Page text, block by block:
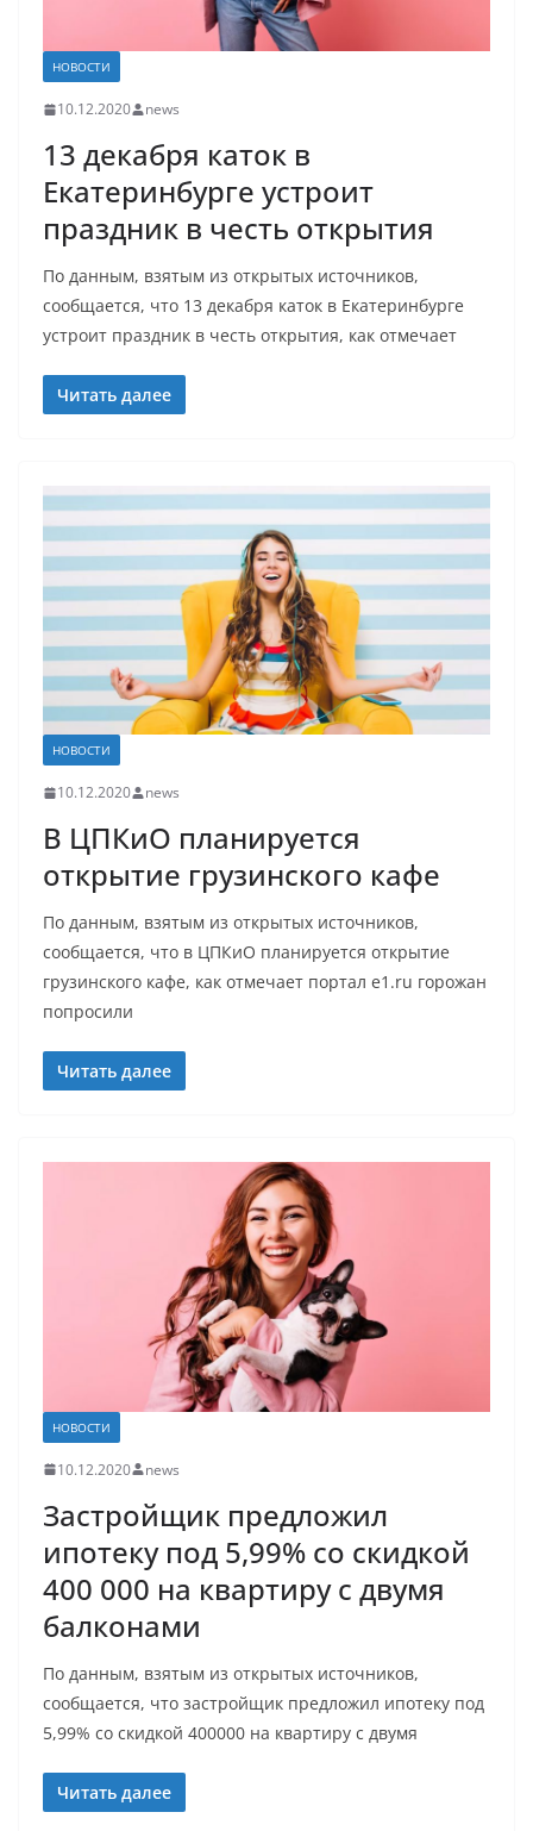
НОВОСТИ
10.12.2020 news
13 декабря каток в
Екатеринбурге устроит
праздник в честь открытия
По данным, взятым из открытых источников,
сообщается, что 13 декабря каток в Екатеринбурге
устроит праздник в честь открытия, как отмечает
Читать далее
НОВОСТИ
10.12.2020 news
В ЦПКиО планируется
открытие грузинского кафе
По данным, взятым из открытых источников,
сообщается, что в ЦПКиО планируется открытие
грузинского кафе, как отмечает портал e1.ru горожан
попросили
Читать далее
НОВОСТИ
10.12.2020 news
Застройщик предложил
ипотеку под 5,99% со скидкой
400 000 на квартиру с двумя
балконами
По данным, взятым из открытых источников,
сообщается, что застройщик предложил ипотеку под
5,99% со скидкой 400000 на квартиру с двумя
Читать далее